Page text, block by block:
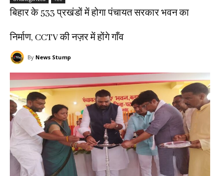
बिहार के 533 प्रखंडों में होगा पंचायत सरकार भवन का
निर्माण, CCTV की नज़र में होंगे गाँव
By News Stump